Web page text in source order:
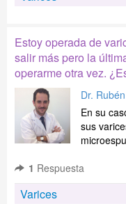
Estoy operada de
salir más pero la
operarme otra vez.
Dr.
En su
sus
1 Respuesta
Varices